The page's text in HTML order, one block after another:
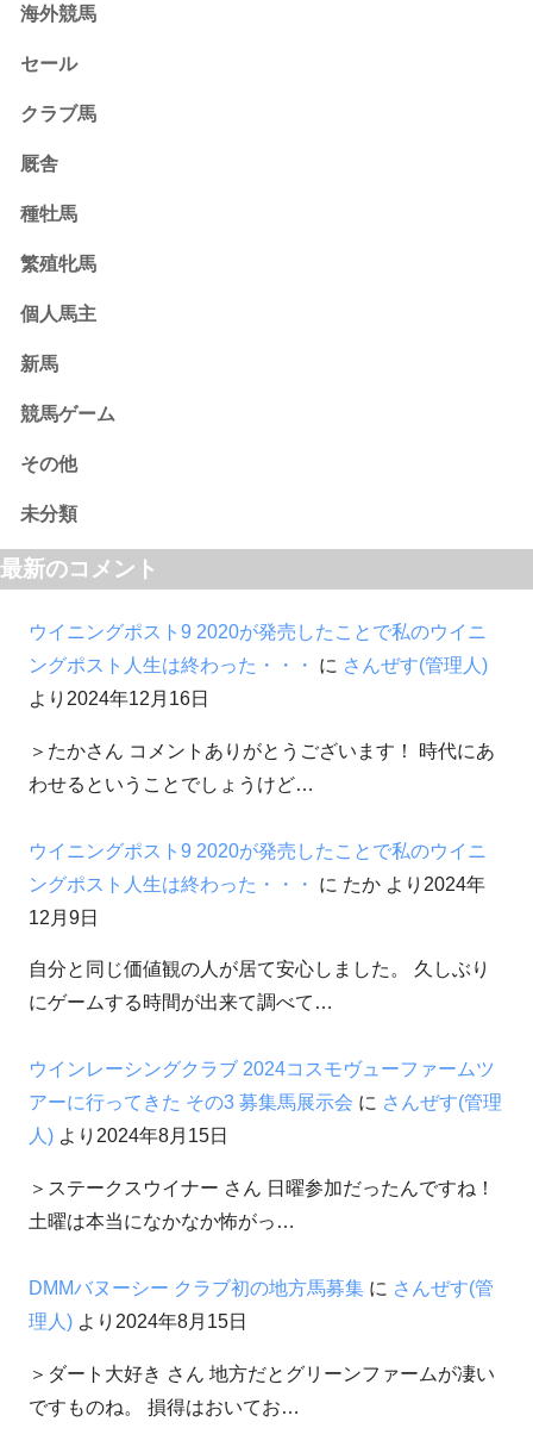
海外競馬
セール
クラブ馬
厩舎
種牡馬
繁殖牝馬
個人馬主
新馬
競馬ゲーム
その他
未分類
最新のコメント
ウイニングポスト9 2020が発売したことで私のウイニ
ングポスト人生は終わった・・・
に さんぜす(管理人)
より 2024年12月16日
＞たかさん コメントありがとうございます！ 時代にあ
わせるということでしょうけど…
ウイニングポスト9 2020が発売したことで私のウイニ
ングポスト人生は終わった・・・
に たか より 2024年
12月9日
自分と同じ価値観の人が居て安心しました。 久しぶり
にゲームする時間が出来て調べて…
ウインレーシングクラブ 2024コスモヴューファームツ
アーに行ってきた その3 募集馬展示会 に さんぜす(管理
人) より 2024年8月15日
＞ステークスウイナー さん 日曜参加だったんですね！
土曜は本当になかなか怖がっ…
DMMバヌーシー クラブ初の地方馬募集 に さんぜす(管
理人) より 2024年8月15日
＞ダート大好き さん 地方だとグリーンファームが凄い
ですものね。 損得はおいてお…